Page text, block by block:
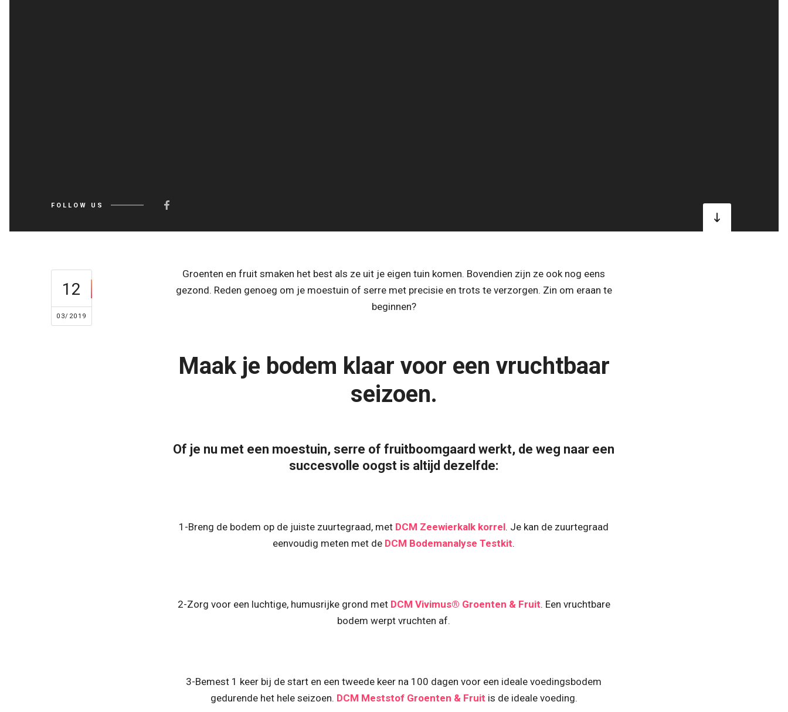
FOLLOW US
12
03/2019
Groenten en fruit smaken het best als ze uit je eigen tuin komen. Bovendien zijn ze ook nog eens
gezond. Reden genoeg om je moestuin of serre met precisie en trots te verzorgen. Zin om eraan te
beginnen?
Maak je bodem klaar voor een vruchtbaar
seizoen.
Of je nu met een moestuin, serre of fruitboomgaard werkt, de weg naar een
succesvolle oogst is altijd dezelfde:
1-Breng de bodem op de juiste zuurtegraad, met DCM Zeewierkalk korrel. Je kan de zuurtegraad
eenvoudig meten met de DCM Bodemanalyse Testkit.
2-Zorg voor een luchtige, humusrijke grond met DCM Vivimus® Groenten & Fruit. Een vruchtbare
bodem werpt vruchten af.
3-Bemest 1 keer bij de start en een tweede keer na 100 dagen voor een ideale voedingsbodem
gedurende het hele seizoen. DCM Meststof Groenten & Fruit is de ideale voeding.